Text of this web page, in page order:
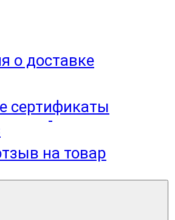
о доставке
сертификаты
на товар